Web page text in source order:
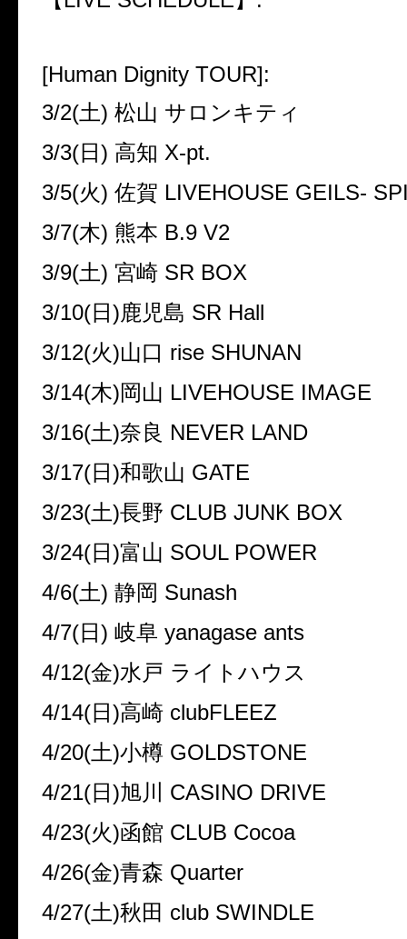
[Human Dignity TOUR]:
3/2(土) 松山 サロンキティ
3/3(日 ) 高知 X-pt.
3/5(火) 佐賀 LIVEHOUSE GEILS-
3/7(木) 熊本 B.9 V2
3/9(土) 宮崎 SR BOX
3/10(日 )鹿児島 SR Hall
3/12(火)山口 rise SHUNAN
3/14(木)岡山 LIVEHOUSE IMAGE
3/16(土)奈良 NEVER LAND
3/17(日 )和歌山 GATE
3/23(土)長野 CLUB JUNK BOX
3/24(日 )富山 SOUL POWER
4/6(土) 静岡 Sunash
4/7(日 ) 岐阜 yanagase ants
4/12(金)水戸 ライトハウス
4/14(日 )高崎 clubFLEEZ
4/20(土)小樽 GOLDSTONE
4/21(日 )旭川
CASINO DRIVE
4/23(火)函館 CLUB Cocoa
4/26(金)青森 Quarter
4/27(土)秋田 club SWINDLE